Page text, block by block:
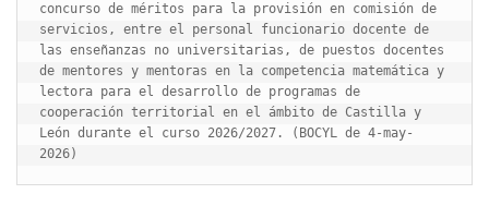
concurso de méritos para la provisión en comisión de
servicios, entre el personal funcionario docente de
las enseñanzas no universitarias, de puestos docentes
de mentores y mentoras en la competencia matemática y
lectora para el desarrollo de programas de
cooperación territorial en el ámbito de Castilla y
León durante el curso 2026/2027. (BOCYL de 4-may-
2026)